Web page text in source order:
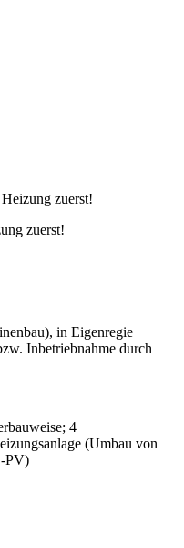
zuerst!
zuerst!
in Eigenregie
Inbetriebnahme durch
4
(Umbau von
PV)